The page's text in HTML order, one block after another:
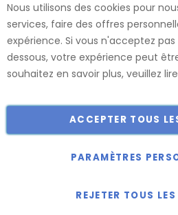
renommés. Ces panneaux sont
usines, ce qui nous permet de
de dimensions et de finitions.
Catalogue
Tous droits réservés.
Nous utilisons des cookies pour
services, faire des offres
expérience. Si vous n'acceptez
dessous, votre expérience peut
souhaitez en savoir plus, veuillez
ACCEPTER TOUS
PARAMÈTRES
REJETER TOUS